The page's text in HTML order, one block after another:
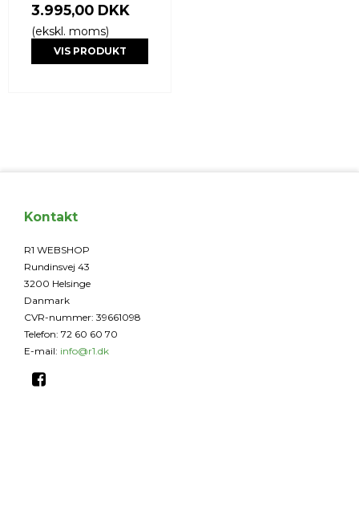
3.995,00 DKK
(ekskl. moms)
VIS PRODUKT
Kontakt
R1 WEBSHOP
Rundinsvej 43
3200 Helsinge
Danmark
CVR-nummer: 39661098
Telefon: 72 60 60 70
E-mail: info@r1.dk